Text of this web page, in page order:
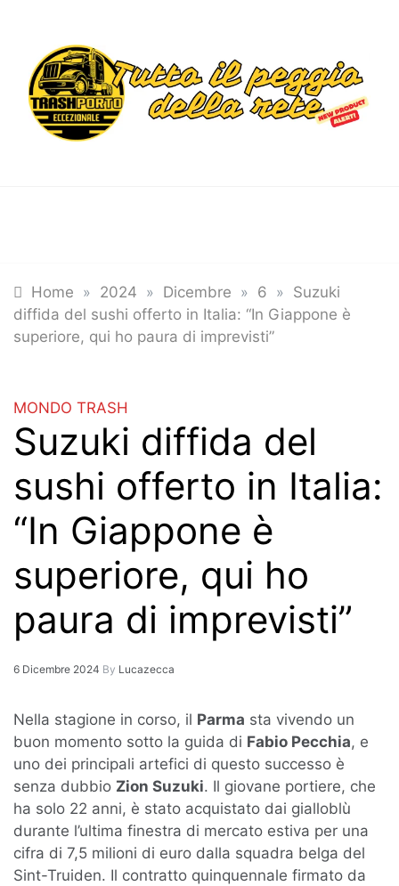
content
Home » 2024 » Dicembre » 6 » Suzuki
diffida del sushi offerto in Italia: “In Giappone è
superiore, qui ho paura di imprevisti”
MONDO TRASH
Suzuki diffida del
sushi offerto in Italia:
“In Giappone è
superiore, qui ho
paura di imprevisti”
6 Dicembre 2024 By Lucazecca
Nella stagione in corso, il Parma sta vivendo un
buon momento sotto la guida di Fabio Pecchia, e
uno dei principali artefici di questo successo è
senza dubbio Zion Suzuki. Il giovane portiere, che
ha solo 22 anni, è stato acquistato dai gialloblù
durante l’ultima finestra di mercato estiva per una
cifra di 7,5 milioni di euro dalla squadra belga del
Sint-Truiden. Il contratto quinquennale firmato da